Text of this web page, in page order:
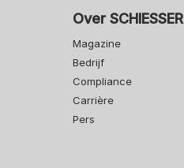
Over SCHIESSER
Magazine
Bedrijf
Compliance
Carrière
Pers